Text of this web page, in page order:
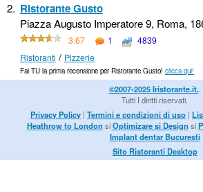
2. Ristorante Gusto
Piazza Augusto Imperatore 9, Roma,
3.67 1
4839
Ristoranti / Pizzerie
Fai TU la prima recensione per Ristorante Gusto! clicca qui!
©2007-2025 Iristorante.it..
Tutti I diritti riservati.
Privacy Policy | Termini e condizioni di uso |
Heathrow to London siOptimizare si Design si
Implant dentar Bucuresti
Sito Ristoranti Desktop